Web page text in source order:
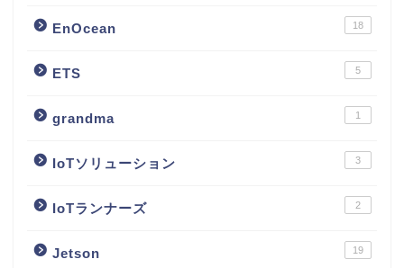
EnOcean 18
ETS 5
grandma 1
IoTソリューション 3
IoTランナーズ 2
Jetson 19